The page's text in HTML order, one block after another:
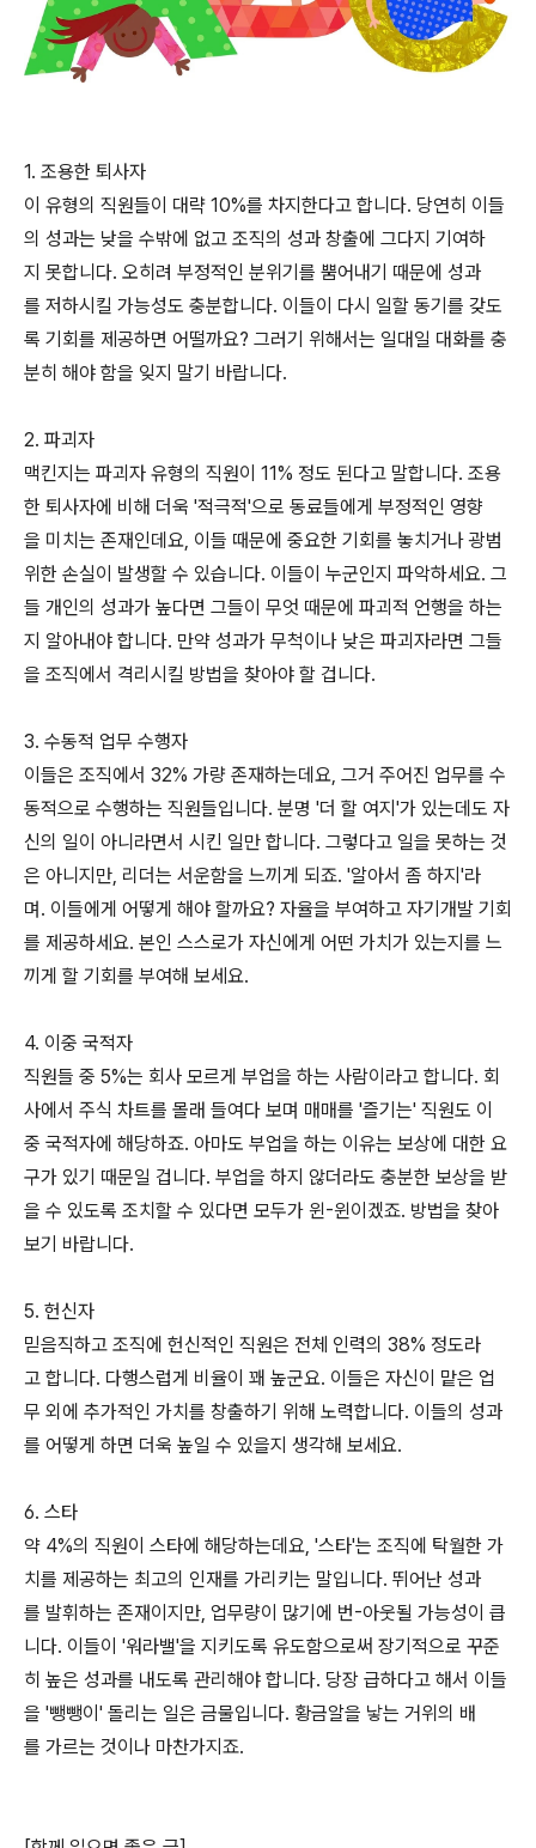
1. 조용한 퇴사자
이 유형의 직원들이 대략 10%를 차지한다고 합니다. 당연히 이들
의 성과는 낮을 수밖에 없고 조직의 성과 창출에 그다지 기여하
지 못합니다. 오히려 부정적인 분위기를 뿜어내기 때문에 성과
를 저하시킬 가능성도 충분합니다. 이들이 다시 일할 동기를 갖도
록 기회를 제공하면 어떨까요? 그러기 위해서는 일대일 대화를 충
분히 해야 함을 잊지 말기 바랍니다.
2. 파괴자
맥킨지는 파괴자 유형의 직원이 11% 정도 된다고 말합니다. 조용
한 퇴사자에 비해 더욱 '적극적'으로 동료들에게 부정적인 영향
을 미치는 존재인데요, 이들 때문에 중요한 기회를 놓치거나 광범
위한 손실이 발생할 수 있습니다. 이들이 누군인지 파악하세요. 그
들 개인의 성과가 높다면 그들이 무엇 때문에 파괴적 언행을 하는
지 알아내야 합니다. 만약 성과가 무척이나 낮은 파괴자라면 그들
을 조직에서 격리시킬 방법을 찾아야 할 겁니다.
3. 수동적 업무 수행자
이들은 조직에서 32% 가량 존재하는데요, 그거 주어진 업무를 수
동적으로 수행하는 직원들입니다. 분명 '더 할 여지'가 있는데도 자
신의 일이 아니라면서 시킨 일만 합니다. 그렇다고 일을 못하는 것
은 아니지만, 리더는 서운함을 느끼게 되죠. '알아서 좀 하지'라
며. 이들에게 어떻게 해야 할까요? 자율을 부여하고 자기개발 기회
를 제공하세요. 본인 스스로가 자신에게 어떤 가치가 있는지를 느
끼게 할 기회를 부여해 보세요.
4. 이중 국적자
직원들 중 5%는 회사 모르게 부업을 하는 사람이라고 합니다. 회
사에서 주식 차트를 몰래 들여다 보며 매매를 '즐기는' 직원도 이
중 국적자에 해당하죠. 아마도 부업을 하는 이유는 보상에 대한 요
구가 있기 때문일 겁니다. 부업을 하지 않더라도 충분한 보상을 받
을 수 있도록 조치할 수 있다면 모두가 윈-윈이겠죠. 방법을 찾아
보기 바랍니다.
5. 헌신자
믿음직하고 조직에 헌신적인 직원은 전체 인력의 38% 정도라
고 합니다. 다행스럽게 비율이 꽤 높군요. 이들은 자신이 맡은 업
무 외에 추가적인 가치를 창출하기 위해 노력합니다. 이들의 성과
를 어떻게 하면 더욱 높일 수 있을지 생각해 보세요.
6. 스타
약 4%의 직원이 스타에 해당하는데요, '스타'는 조직에 탁월한 가
치를 제공하는 최고의 인재를 가리키는 말입니다. 뛰어난 성과
를 발휘하는 존재이지만, 업무량이 많기에 번-아웃될 가능성이 큽
니다. 이들이 '워라밸'을 지키도록 유도함으로써 장기적으로 꾸준
히 높은 성과를 내도록 관리해야 합니다. 당장 급하다고 해서 이들
을 '뺑뺑이' 돌리는 일은 금물입니다. 황금알을 낳는 거위의 배
를 가르는 것이나 마찬가지죠.